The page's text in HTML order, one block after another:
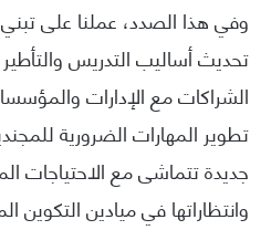
وفي هذا الصدد، عملنا على
تحديث أساليب التدريس والتأطير
الشراكات مع الإدارات
تطوير المهارات الضرورية
جديدة تتماشى مع الاحتياجات
وانتظاراتها في ميادين التكوين